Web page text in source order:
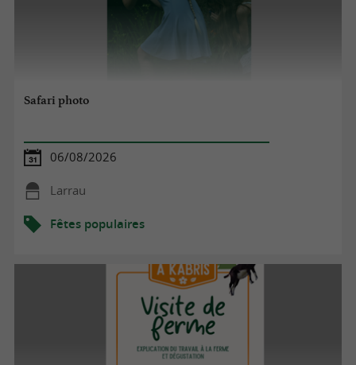
Safari photo
06/08/2026
Larrau
Fêtes populaires